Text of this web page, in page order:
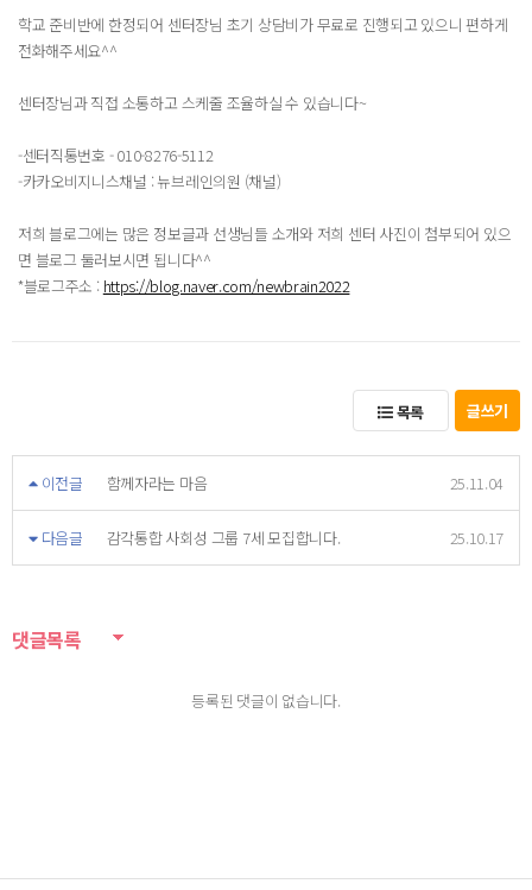
학교 준비반에 한정되어 센터장님 초기 상담비가 무료로 진행되고 있으니 편하게
전화해주세요^^
센터장님과 직접 소통하고 스케줄 조율하실 수 있습니다~
-센터직통번호 - 010-8276-5112
-카카오비지니스채널 : 뉴브레인의원 (채널)
저희 블로그에는 많은 정보글과 선생님들 소개와 저희 센터 사진이 첨부되어 있으
면 블로그 둘러보시면 됩니다^^
*블로그주소 : https://blog.naver.com/newbrain2022
목록 글쓰기
이전글 함께자라는 마음 25.11.04
다음글 감각통합 사회성 그룹 7세 모집합니다. 25.10.17
댓글목록
등록된 댓글이 없습니다.